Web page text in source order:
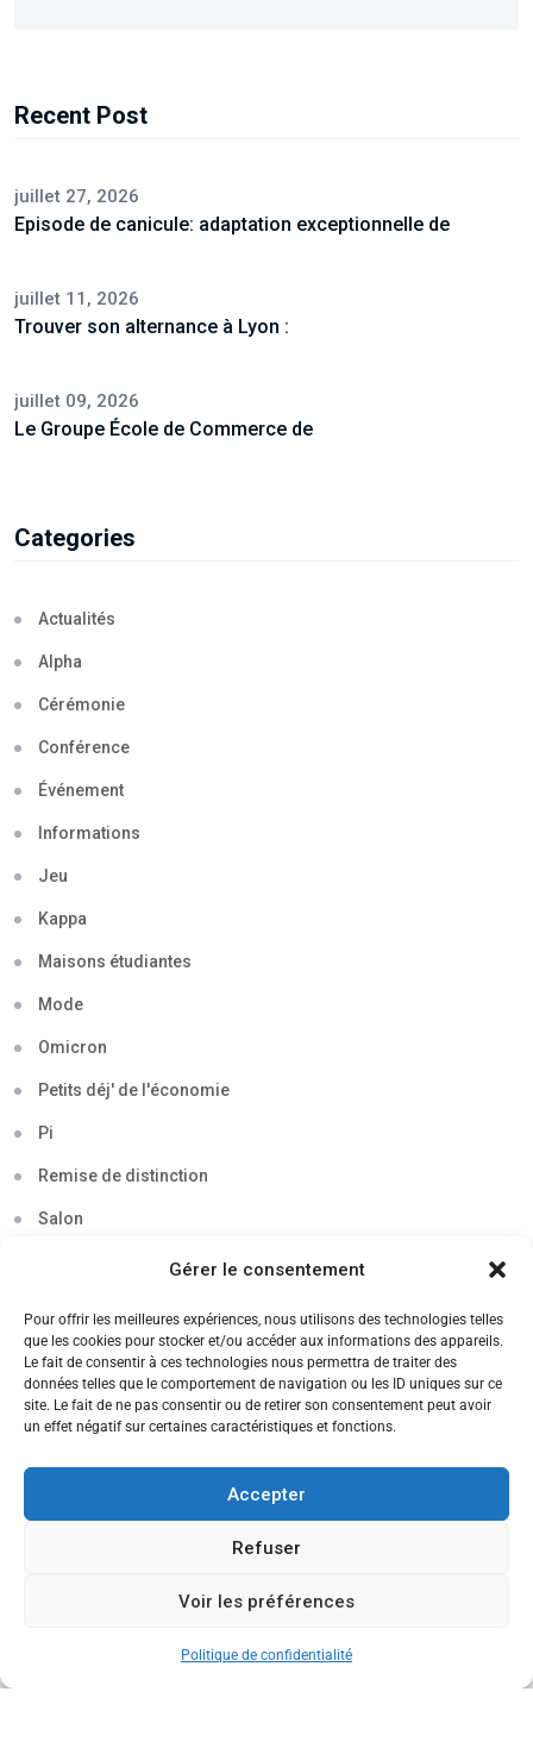
Gérer le consentement
Pour offrir les meilleures expériences, nous utilisons des technologies telles
que les cookies pour stocker et/ou accéder aux informations des appareils.
Le fait de consentir à ces technologies nous permettra de traiter des
données telles que le comportement de navigation ou les ID uniques sur ce
site. Le fait de ne pas consentir ou de retirer son consentement peut avoir
un effet négatif sur certaines caractéristiques et fonctions.
Accepter
Refuser
Voir les préférences
Politique de confidentialité
Recent Post
juillet 27, 2026
Episode de canicule: adaptation exceptionnelle de
juillet 11, 2026
Trouver son alternance à Lyon :
juillet 09, 2026
Le Groupe École de Commerce de
Categories
Actualités
Alpha
Cérémonie
Conférence
Événement
Informations
Jeu
Kappa
Maisons étudiantes
Mode
Omicron
Petits déj' de l'économie
Pi
Remise de distinction
Salon
Soirée
Sortie découverte
Tau
Voyage
CANDIDATEZ MAINTENANT